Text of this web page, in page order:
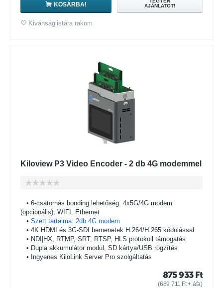
KOSÁRBA!
AJÁNLATOT!
Kivánságlistára rakom
Kiloview P3 Video Encoder - 2 db 4G modemmel
• 6-csatornás bonding lehetőség: 4x5G/4G modem
(opcionális), WIFI, Ethernet
• Szett tartalma: 2db 4G modem
• 4K HDMI és 3G-SDI bemenetek H.264/H.265 kódolással
• NDI|HX, RTMP, SRT, RTSP, HLS protokoll támogatás
• Dupla akkumulátor modul, SD kártya/USB rögzítés
• Ingyenes KiloLink Server Pro szolgáltatás
875 933 Ft
(689 711 Ft+ áfa)